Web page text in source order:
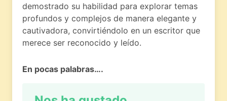
demostrado su habilidad para explorar temas
profundos y complejos de manera elegante y
cautivadora, convirtiéndolo en un escritor que
merece ser reconocido y leído.
En pocas palabras….